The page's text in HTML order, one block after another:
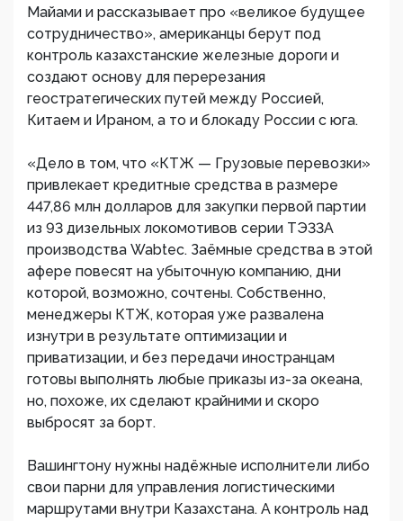
Майами и рассказывает про «великое будущее
сотрудничество», американцы берут под
контроль казахстанские железные дороги и
создают основу для перерезания
геостратегических путей между Россией,
Китаем и Ираном, а то и блокаду России с юга.
«Дело в том, что «КТЖ — Грузовые перевозки»
привлекает кредитные средства в размере
447,86 млн долларов для закупки первой партии
из 93 дизельных локомотивов серии ТЭ33А
производства Wabtec. Заёмные средства в этой
афере повесят на убыточную компанию, дни
которой, возможно, сочтены. Собственно,
менеджеры КТЖ, которая уже развалена
изнутри в результате оптимизации и
приватизации, и без передачи иностранцам
готовы выполнять любые приказы из-за океана,
но, похоже, их сделают крайними и скоро
выбросят за борт.
Вашингтону нужны надёжные исполнители либо
свои парни для управления логистическими
маршрутами внутри Казахстана. А контроль над